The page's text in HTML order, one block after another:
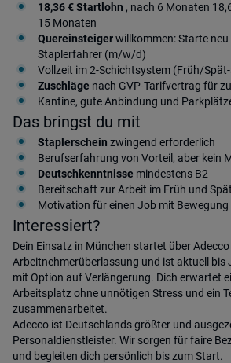
18,36 € Startlohn , nach 6 Monaten
15 Monaten
Quereinsteigerwillkommen: Starte
Staplerfahrer (m/w/d)
Vollzeit im 2-Schichtsystem (Früh/
Zuschläge nach GVP-Tarifvertrag für
Kantine, gute Anbindung und
Das bringst du mit
Staplerschein zwingend erforderlich
Berufserfahrung von Vorteil, aber kein
Deutschkenntnisse mindestens B2
Bereitschaft zur Arbeit im Früh und
Motivation für einen Job mit
Interessiert?
Dein Einsatz in München startet über
Arbeitnehmerüberlassung und ist aktuell bis
mit Option auf Verlängerung. Dich erwartet
Arbeitsplatz ohne unnötigen Stress und ein
zusammenarbeitet.
Adecco ist Deutschlands größter und
Personaldienstleister. Wir sorgen für faire
und begleiten dich persönlich bis zum Start.